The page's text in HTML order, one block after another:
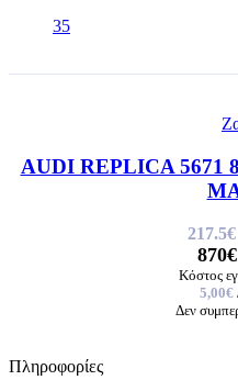
35
AUDI REPLICA 5671
217.5€
870€
Κόστος
5,00€
Δεν
Πληροφορίες